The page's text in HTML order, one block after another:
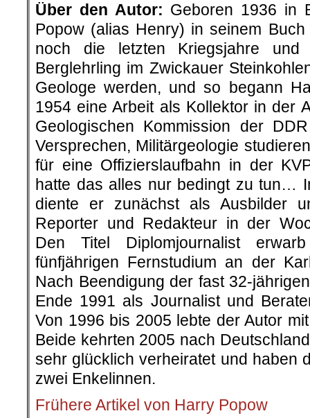
Über den Autor: Geboren 1936 in
Popow (alias Henry) in seinem Buch
noch die letzten Kriegsjahre
Berglehrling im Zwickauer
Geologe werden, und so begann
1954 eine Arbeit als Kollektor in der
Geologischen Kommission der
Versprechen, Militärgeologie
für eine Offizierslaufbahn in der
hatte das alles nur bedingt zu tun…
diente er zunächst als Ausbilder
Reporter und Redakteur in der
Den Titel Diplomjournalist
fünfjährigen Fernstudium an der
Nach Beendigung der fast 32-
Ende 1991 als Journalist und
Von 1996 bis 2005 lebte der Autor
Beide kehrten 2005 nach
sehr glücklich verheiratet und haben
zwei Enkelinnen.
Frühere Artikel von Harry Popow